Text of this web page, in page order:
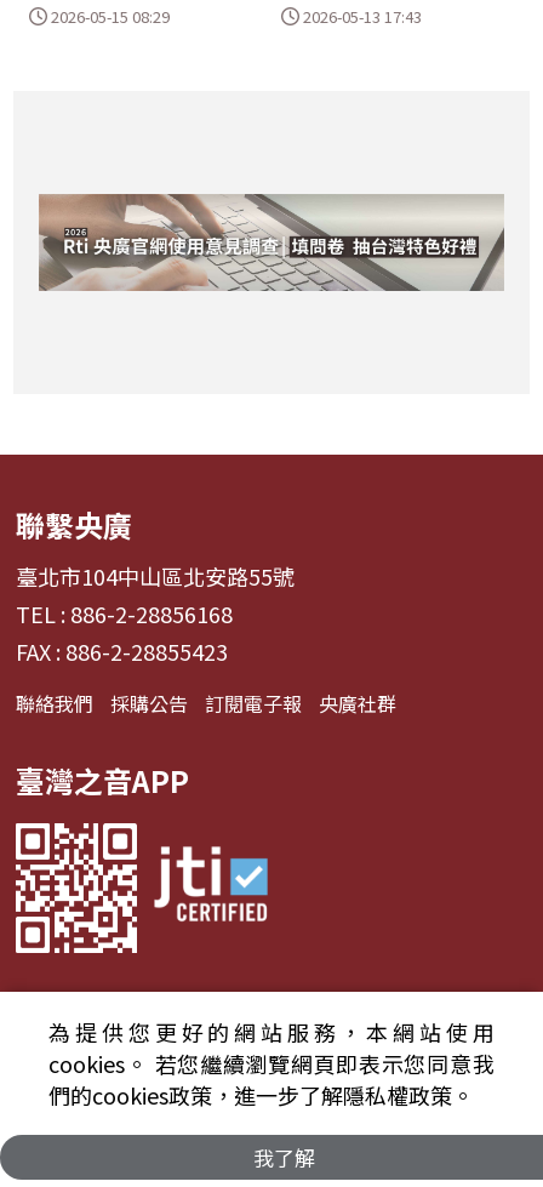
2026-05-15 08:29 2026-05-13 17:43
聯繫央廣
臺北市104中山區北安路55號
TEL : 886-2-28856168
FAX : 886-2-28855423
聯絡我們 採購公告 訂閱電子報 央廣社群
臺灣之音APP
© 2024財團法人中央廣播電臺 版權所有
資通安全政策聲明
服務條款 隱私權條款
為提供您更好的網站服務，本網站使用
cookies。 若您繼續瀏覽網頁即表示您同意我
們的cookies政策，進一步了解隱私權政策。
我了解